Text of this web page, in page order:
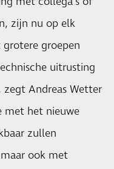
zijn nu op elk
groepen
uitrusting
Andreas Wetter
met het nieuwe
zullen
ook met